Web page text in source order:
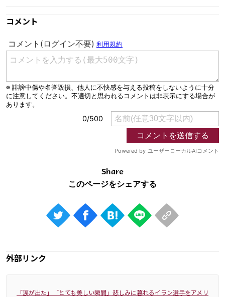
コメント
Share
外部リンク
「涙が出た」「とても美しい瞬間」悲しみに暮れるイラン選手をアメリ